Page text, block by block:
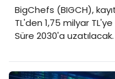
BigChefs (BIGCH),
TL'den 1,75 milyar
Süre 2030'a uzatılacak.